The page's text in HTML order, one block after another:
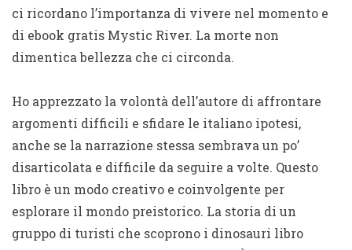
ci ricordano l’importanza di vivere nel momento e
di ebook gratis Mystic River. La morte non
dimentica bellezza che ci circonda.
Ho apprezzato la volontà dell’autore di affrontare
argomenti difficili e sfidare le italiano ipotesi,
anche se la narrazione stessa sembrava un po’
disarticolata e difficile da seguire a volte. Questo
libro è un modo creativo e coinvolgente per
esplorare il mondo preistorico. La storia di un
gruppo di turisti che scoprono i dinosauri libro